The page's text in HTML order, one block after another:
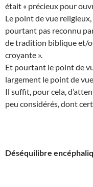
était « précieux pour
Le point de vue
pourtant pas reconnu
de tradition biblique et/
croyante ».
Et pourtant le point de
largement le point de
Il suffit, pour cela,
peu considérés, dont
Déséquilibre